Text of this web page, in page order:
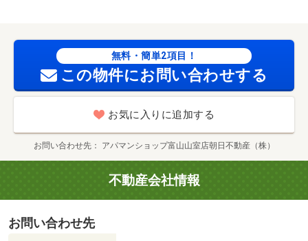
育園）まで８０６ｍ／光陽小学校（小学校）まで８５３ｍ/
賃貸戸数:8戸
無料・簡単2項目！
この物件にお問い合わせする
お気に入りに追加する
お問い合わせ先 アパマンショップ富山山室店朝日不動産（株）
不動産会社情報
お問い合わせ先